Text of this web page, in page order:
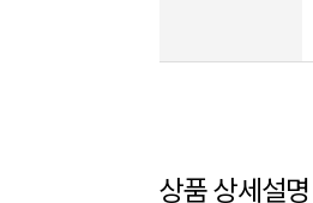
상품 상세설명